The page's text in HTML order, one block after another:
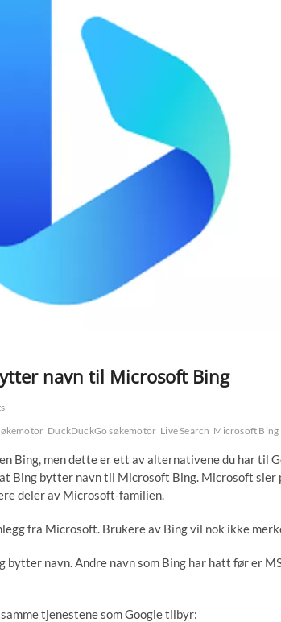
navn til Microsoft Bing
DuckDuckGo søkemotor Live Search Microsoft Bing
Bing, men dette er ett av alternativene du har til
Bing bytter navn til Microsoft Bing. Microsoft sier
deler av Microsoft-familien.
fra Microsoft. Brukere av Bing vil nok ikke
navn. Andre navn som Bing har hatt før er
tjenestene som Google tilbyr: